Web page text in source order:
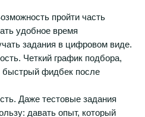
пройти часть
удобное время
задания в цифровом виде.
Четкий график подбора,
быстрый фидбек после
Даже тестовые задания
давать опыт, который